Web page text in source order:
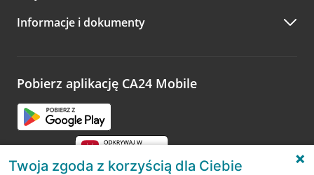
Zachęcamy do podzielenia się z nami opinią o wizycie.
opinie.
Informacje i dokumenty
Pobierz aplikację CA24 Mobile
Twoja zgoda z korzyścią dla Ciebie